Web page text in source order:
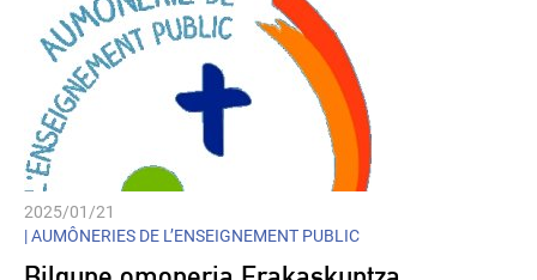
2025/01/21
|AUMÔNERIES DE L’ENSEIGNEMENT PUBLIC